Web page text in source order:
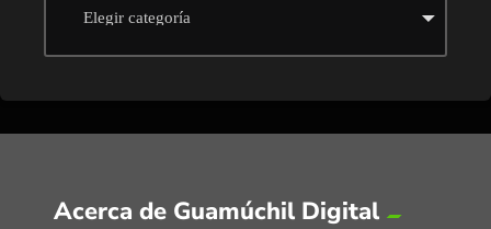
Acerca de Guamúchil Digital